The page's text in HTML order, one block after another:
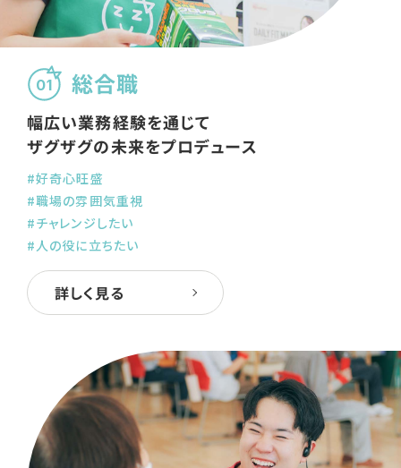
#地域医療に貢献したい
#患者さまとの時間を大切に
01 総合職
幅広い業務経験を通じて
ザグザグの未来をプロデュース
#好奇心旺盛
#職場の雰囲気重視
#チャレンジしたい
#人の役に立ちたい
詳しく見る